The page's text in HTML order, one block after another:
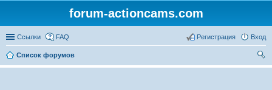
forum-actioncams.com
Ссылки FAQ Вход
Регистрация
Список форумов
ои